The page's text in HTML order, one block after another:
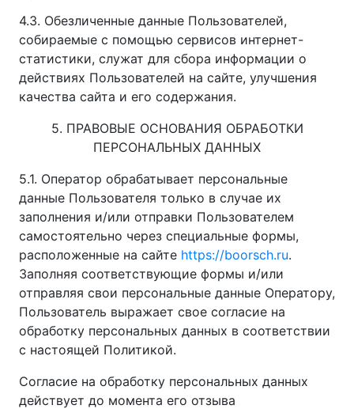
4.3. Обезличенные данные Пользователей,
собираемые с помощью сервисов интернет-
статистики, служат для сбора информации о
действиях Пользователей на сайте, улучшения
качества сайта и его содержания.
5. ПРАВОВЫЕ ОСНОВАНИЯ ОБРАБОТКИ
ПЕРСОНАЛЬНЫХ ДАННЫХ
5.1. Оператор обрабатывает персональные
данные Пользователя только в случае их
заполнения и/или отправки Пользователем
самостоятельно через специальные формы,
расположенные на сайте https://boorsch.ru.
Заполняя соответствующие формы и/или
отправляя свои персональные данные Оператору,
Пользователь выражает свое согласие на
обработку персональных данных в соответствии
с настоящей Политикой.
Согласие на обработку персональных данных
действует до момента его отзыва